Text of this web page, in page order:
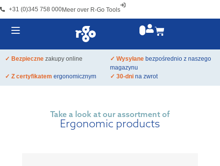
+31 (0)345 758 000Meer over R-Go Tools
✓ Bezpieczne zakupy online ✓ Wysyłane bezpośrednio z naszego
magazynu
✓ Z certyfikatem ergonomicznym ✓ 30-dni na zwrot
Take a look at our assortment of
Ergonomic products